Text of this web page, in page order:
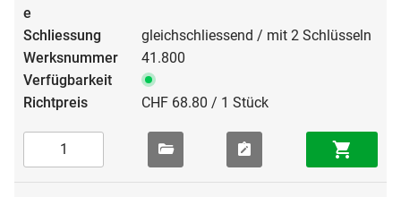
gleichschliessend / mit 2 Schlüsseln
41.800
CHF 68.80 / 1 Stück